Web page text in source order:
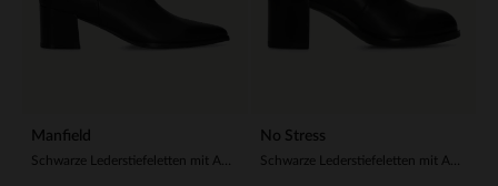
Manfield No Stress